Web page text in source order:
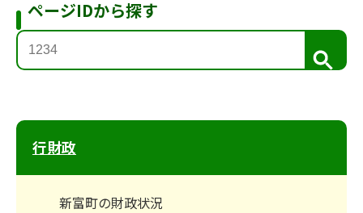
ページIDから探す
検
索
行財政
新富町の財政状況